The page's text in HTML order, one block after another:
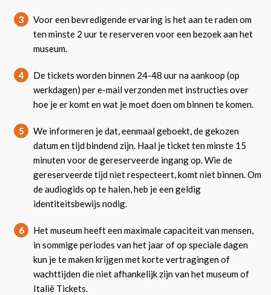
3
Voor een bevredigende ervaring is het aan te raden om
ten minste 2 uur te reserveren voor een bezoek aan het
museum.
4
De tickets worden binnen 24-48 uur na aankoop (op
werkdagen) per e-mail verzonden met instructies over
hoe je er komt en wat je moet doen om binnen te komen.
5
We informeren je dat, eenmaal geboekt, de gekozen
datum en tijd bindend zijn. Haal je ticket ten minste 15
minuten voor de gereserveerde ingang op. Wie de
gereserveerde tijd niet respecteert, komt niet binnen. Om
de audiogids op te halen, heb je een geldig
identiteitsbewijs nodig.
6
Het museum heeft een maximale capaciteit van mensen,
in sommige periodes van het jaar of op speciale dagen
kun je te maken krijgen met korte vertragingen of
wachttijden die niet afhankelijk zijn van het museum of
Italië Tickets.